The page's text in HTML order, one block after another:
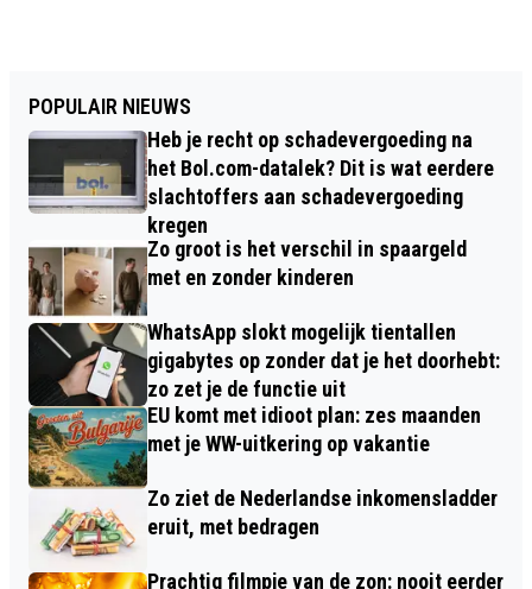
POPULAIR NIEUWS
Heb je recht op schadevergoeding na
het Bol.com-datalek? Dit is wat eerdere
slachtoffers aan schadevergoeding
kregen
Zo groot is het verschil in spaargeld
met en zonder kinderen
WhatsApp slokt mogelijk tientallen
gigabytes op zonder dat je het doorhebt:
zo zet je de functie uit
EU komt met idioot plan: zes maanden
met je WW-uitkering op vakantie
Zo ziet de Nederlandse inkomensladder
eruit, met bedragen
Prachtig filmpje van de zon: nooit eerder